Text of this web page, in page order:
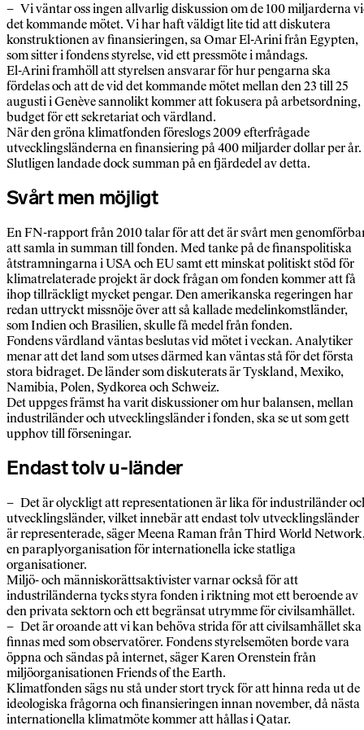
– Vi väntar oss ingen allvarlig diskussion om de 100 miljarderna
det kommande mötet. Vi har haft väldigt lite tid att diskutera
konstruktionen av finansieringen, sa Omar El-Arini från Egypten,
som sitter i fondens styrelse, vid ett pressmöte i måndags.
El-Arini framhöll att styrelsen ansvarar för hur pengarna ska
fördelas och att de vid det kommande mötet mellan den 23 till 25
augusti i Genève sannolikt kommer att fokusera på arbetsordning,
budget för ett sekretariat och värdland.
När den gröna klimatfonden föreslogs 2009 efterfrågade
utvecklingsländerna en finansiering på 400 miljarder dollar per år.
Slutligen landade dock summan på en fjärdedel av detta.
Svårt men möjligt
En FN-rapport från 2010 talar för att det är svårt men
att samla in summan till fonden. Med tanke på de finanspolitiska
åtstramningarna i USA och EU samt ett minskat politiskt stöd för
klimatrelaterade projekt är dock frågan om fonden kommer att få
ihop tillräckligt mycket pengar. Den amerikanska regeringen har
redan uttryckt missnöje över att så kallade medelinkomstländer,
som Indien och Brasilien, skulle få medel från fonden.
Fondens värdland väntas beslutas vid mötet i veckan. Analytiker
menar att det land som utses därmed kan väntas stå för det första
stora bidraget. De länder som diskuterats är Tyskland, Mexiko,
Namibia, Polen, Sydkorea och Schweiz.
Det uppges främst ha varit diskussioner om hur balansen, mellan
industriländer och utvecklingsländer i fonden, ska se ut som gett
upphov till förseningar.
Endast tolv u-länder
– Det är olyckligt att representationen är lika för industriländer
utvecklingsländer, vilket innebär att endast tolv utvecklingsländer
är representerade, säger Meena Raman från Third World
en paraplyorganisation för internationella icke statliga
organisationer.
Miljö- och människorätts­aktivister varnar också för att
industriländerna tycks styra fonden i riktning mot ett beroende av
den privata sektorn och ett begränsat utrymme för civilsamhället.
– Det är oroande att vi kan behöva strida för att civilsamhället ska
finnas med som observatörer. Fondens styrelsemöten borde vara
öppna och sändas på internet, säger Karen Orenstein från
miljöorganisationen Friends of the Earth.
Klimatfonden sägs nu stå under stort tryck för att hinna reda ut de
ideologiska frågorna och finansieringen innan november, då nästa
internationella klimatmöte kommer att hållas i Qatar.